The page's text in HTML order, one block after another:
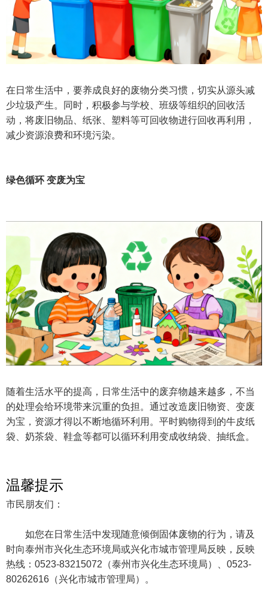
在日常生活中，要养成良好的废物分类习惯，切实从源头减
少垃圾产生。同时，积极参与学校、班级等组织的回收活
动，将废旧物品、纸张、塑料等可回收物进行回收再利用，
减少资源浪费和环境污染。
绿色循环 变废为宝
随着生活水平的提高，日常生活中的废弃物越来越多，不当
的处理会给环境带来沉重的负担。通过改造废旧物资、变废
为宝，资源才得以不断地循环利用。平时购物得到的牛皮纸
袋、奶茶袋、鞋盒等都可以循环利用变成收纳袋、抽纸盒。
温馨提示
市民朋友们：
如您在日常生活中发现随意倾倒固体废物的行为，请及
时向泰州市兴化生态环境局或兴化市城市管理局反映，反映
热线：0523-83215072（泰州市兴化生态环境局）、0523-
80262616（兴化市城市管理局）。